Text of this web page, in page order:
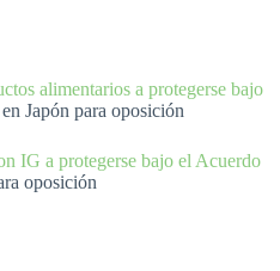
alimentarios a protegerse bajo
Japón para oposición
IG a protegerse bajo el Acuerdo
oposición